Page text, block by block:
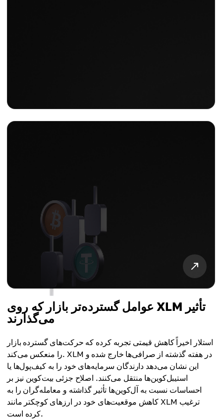
عوامل گسترده‌تر بازار که روی XLM تأثیر
می‌گذارند
استلار اخیراً کاهش قیمتی تجربه کرده که حرکت‌های گسترده بازار
را منعکس می‌کند. XLM در هفته گذشته از صرافی‌ها خارج شده و
این نشان می‌دهد دارندگان سرمایه‌های خود را به کیف‌پول‌ها یا
استیبل‌کوین‌ها منتقل می‌کنند. اصلاح جزئی بیت‌کوین نیز بر
احساسات نسبت به آل‌کوین‌ها تأثیر گذاشته و معامله‌گران را به
کاهش موقعیت‌های خود در ارزهای کوچکتر مانند XLM ترغیب
کرده است.